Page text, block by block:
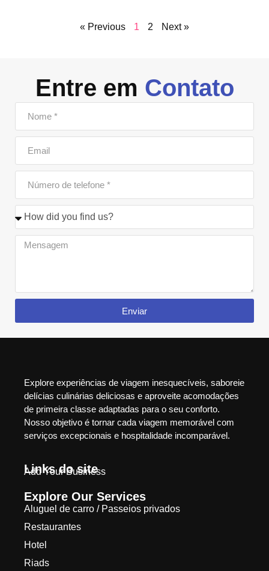
« Previous 1 2 Next »
Entre em Contato
Enviar
Explore experiências de viagem inesquecíveis, saboreie
delícias culinárias deliciosas e aproveite acomodações
de primeira classe adaptadas para o seu conforto.
Nosso objetivo é tornar cada viagem memorável com
serviços excepcionais e hospitalidade incomparável.
Links do site
Add Your Business
Explore Our Services
Aluguel de carro / Passeios privados
Restaurantes
Hotel
Riads